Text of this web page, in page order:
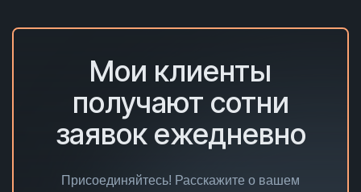
Мои клиенты
получают сотни
заявок ежедневно
Присоединяйтесь! Расскажите о вашем